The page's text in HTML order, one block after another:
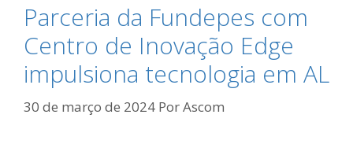
Parceria da Fundepes com
Centro de Inovação Edge
impulsiona tecnologia em AL
30 de março de 2024 PorAscom